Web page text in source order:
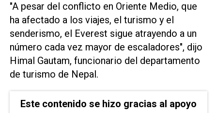
"A pesar del conflicto en Oriente Medio, ⁠que
ha afectado a los viajes, ⁠el turismo y el
senderismo, el Everest sigue atrayendo a un
número cada vez mayor de escaladores", dijo
Himal Gautam, funcionario del departamento
de turismo ⁠de Nepal.
Este contenido se hizo gracias al apoyo